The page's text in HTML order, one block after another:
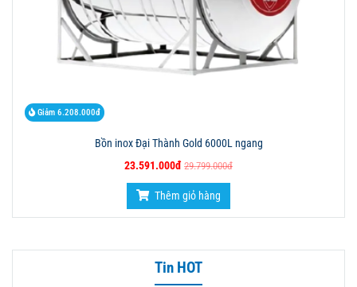
Giảm 6.208.000đ
Bồn inox Đại Thành Gold 6000L ngang
23.591.000đ 29.799.000đ
Thêm giỏ hàng
Tin HOT